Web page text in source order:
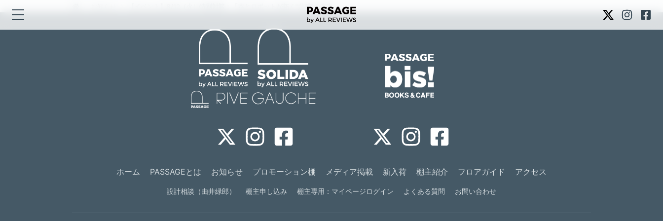
【イベント】8/12（火）特別対談：「本とロボットが拓く"共感”の未来」
ホーム PASSAGEとは お知らせ プロモーション棚 メディア掲載 新入荷 棚主紹介 フロアガイド アクセス
設計相談（由井緑郎） 棚主申し込み 棚主専用：マイページログイン よくある質問 お問い合わせ